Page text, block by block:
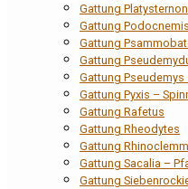
Gattung Platysternon
Gattung
Gattung
Gattung
Gattung
Gattung Pyxis –
Gattung Rafetus
Gattung Rheodytes
Gattung
Gattung Sacalia –
Gattung